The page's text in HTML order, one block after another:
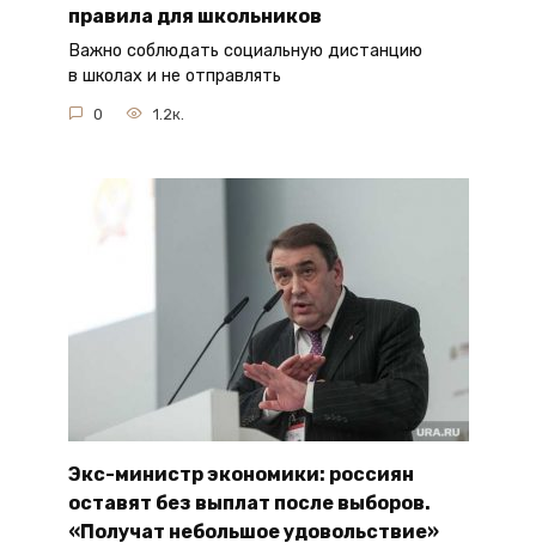
правила для школьников
Важно соблюдать социальную дистанцию
в школах и не отправлять
0 1.2к.
Экс-министр экономики: россиян
оставят без выплат после выборов.
«Получат небольшое удовольствие»